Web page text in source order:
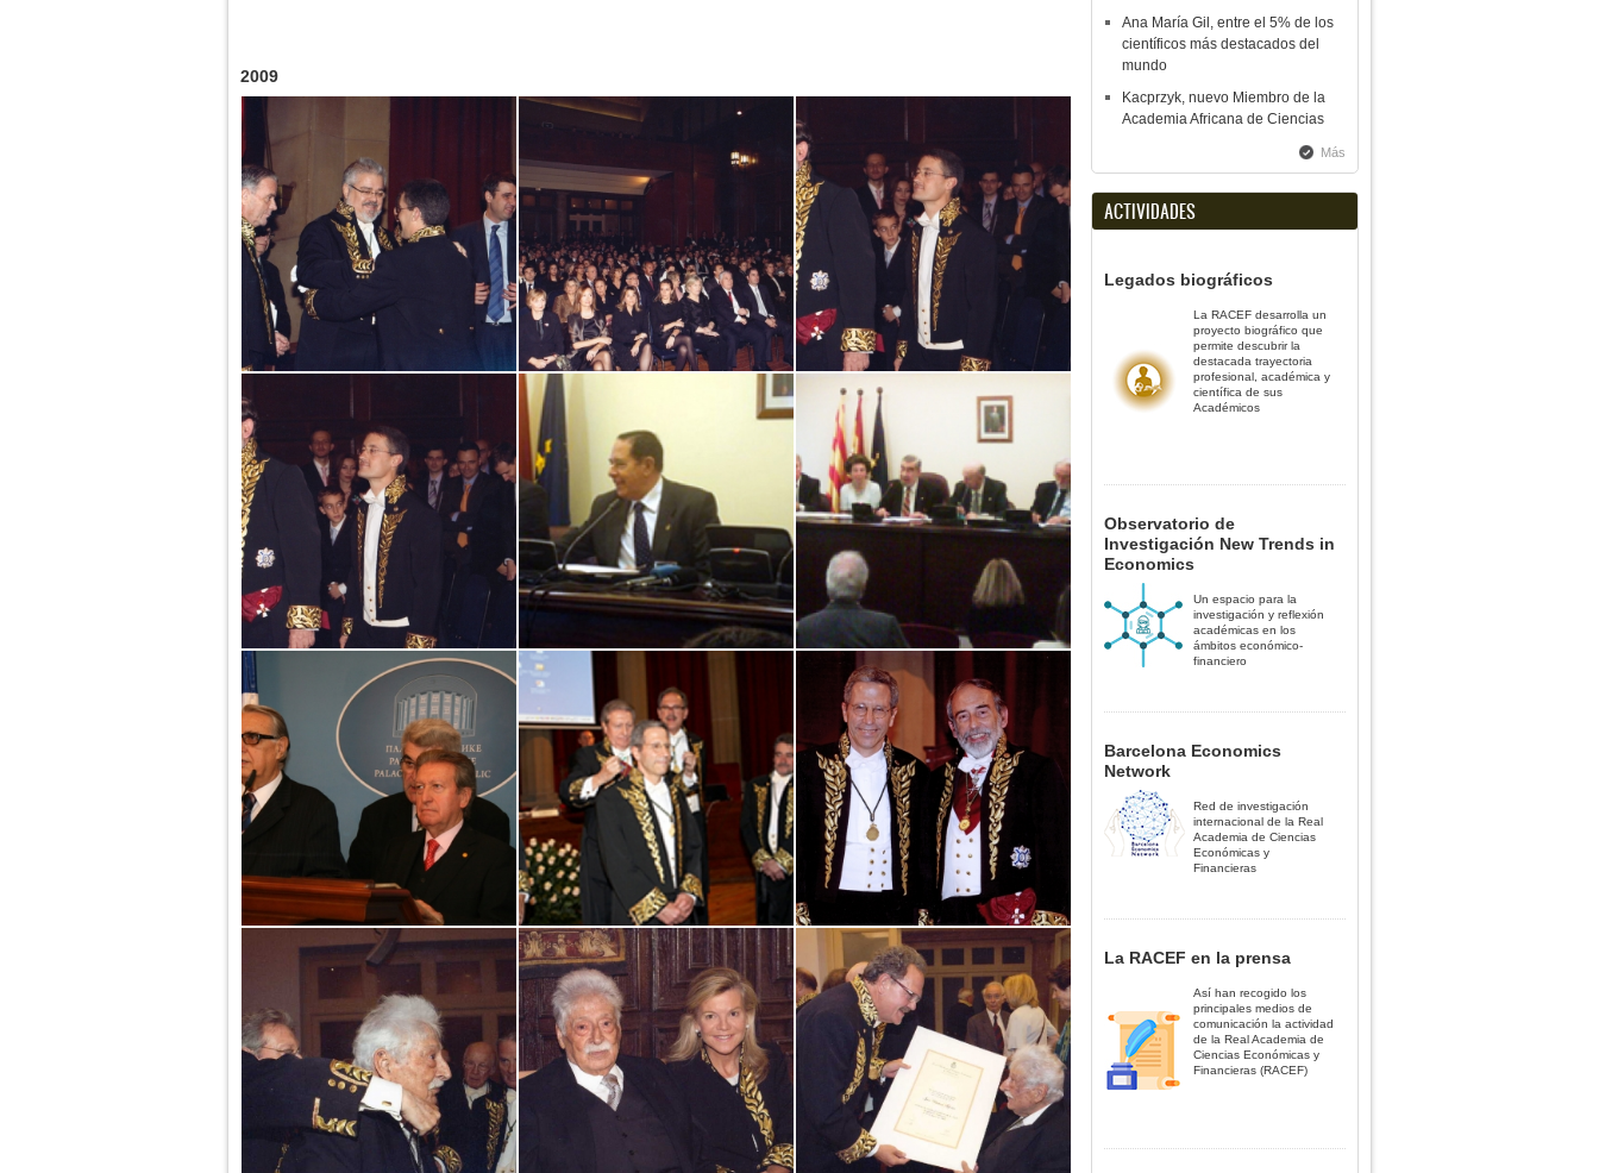
2009
Ana María Gil, entre el 5% de los
científicos más destacados del
mundo
Kacprzyk, nuevo Miembro de la
Academia Africana de Ciencias
Más
ACTIVIDADES
Legados biográficos
La RACEF desarrolla un
proyecto biográfico que
permite descubrir la
destacada trayectoria
profesional, académica y
científica de sus
Académicos
Observatorio de
Investigación New Trends in
Economics
Un espacio para la
investigación y reflexión
académicas en los
ámbitos económico-
financiero
Barcelona Economics
Network
Red de investigación
internacional de la Real
Academia de Ciencias
Económicas y
Financieras
La RACEF en la prensa
Así han recogido los
principales medios de
comunicación la actividad
de la Real Academia de
Ciencias Económicas y
Financieras (RACEF)